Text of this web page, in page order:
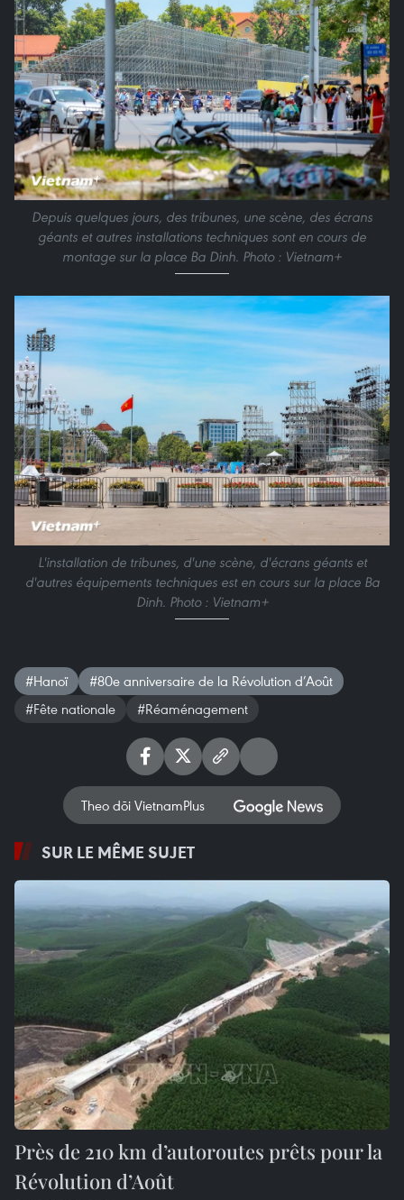
Depuis quelques jours, des tribunes, une scène, des écrans
géants et autres installations techniques sont en cours de
montage sur la place Ba Dinh. Photo : Vietnam+
L'installation de tribunes, d'une scène, d'écrans géants et
d'autres équipements techniques est en cours sur la place Ba
Dinh. Photo : Vietnam+
#Hanoï
#80e anniversaire de la Révolution d’Août
#Fête nationale
#Réaménagement
Theo dõi VietnamPlus
SUR LE MÊME SUJET
Près de 210 km d’autoroutes prêts pour la
Révolution d’Août